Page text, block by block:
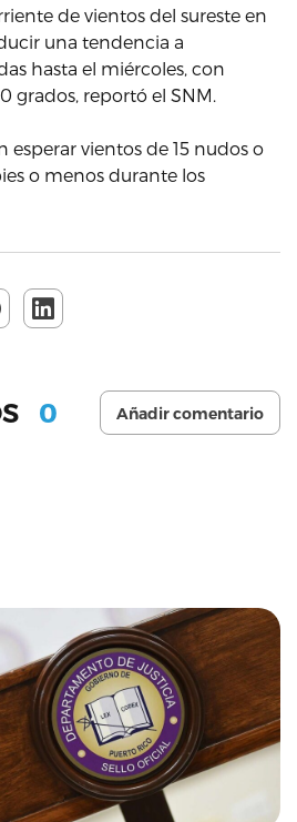
de vientos del sureste en
una tendencia a
hasta el miércoles, con
grados, reportó el SNM.
esperar vientos de 15 nudos o
o menos durante los
0 Añadir comentario